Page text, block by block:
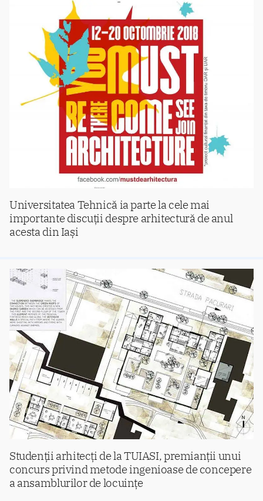
Universitatea Tehnică ia parte la cele mai
importante discuții despre arhitectură de anul
acesta din Iași
Studenții arhitecți de la TUIASI, premianții unui
concurs privind metode ingenioase de concepere
a ansamblurilor de locuințe